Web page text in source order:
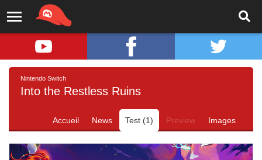
Nintendo Switch
Into the Restless Ruins
Accueil News Test (1) Preview Images